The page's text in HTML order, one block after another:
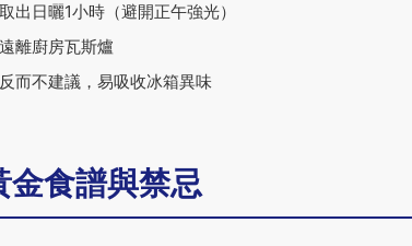
出日曬1小時（避開正午強光）
離廚房瓦斯爐
而不建議，易吸收冰箱異味
金食譜與禁忌